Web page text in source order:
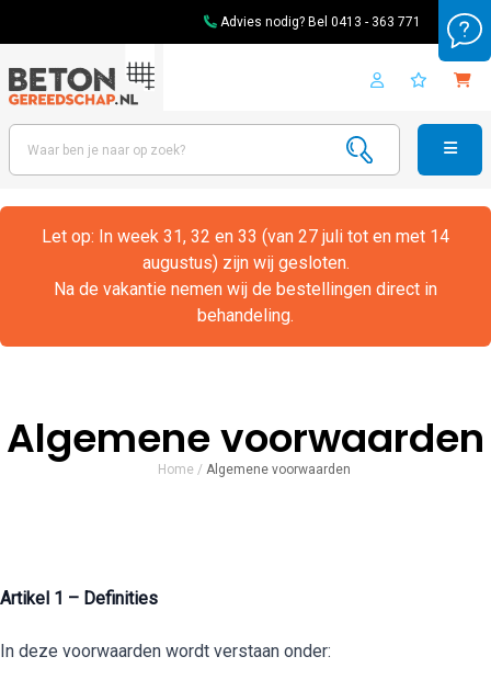
Advies nodig? Bel 0413 - 363 771
Let op: In week 31, 32 en 33 (van 27 juli tot en met 14
augustus) zijn wij gesloten.
Na de vakantie nemen wij de bestellingen direct in
behandeling.
Algemene voorwaarden
Home / Algemene voorwaarden
Artikel 1 – Definities
In deze voorwaarden wordt verstaan onder: